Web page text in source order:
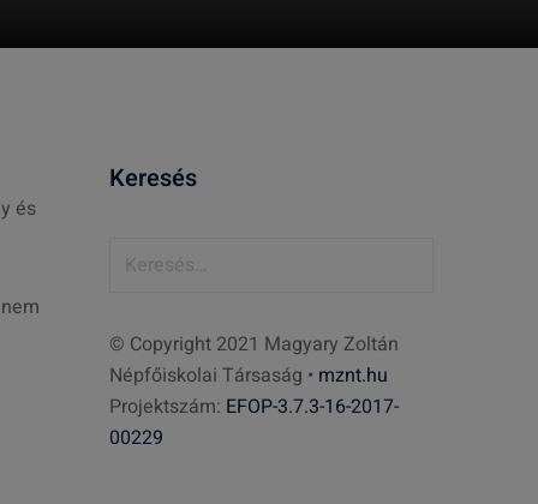
és
Keresés
e
s
é
s
© Copyright 2021 Magyary Zoltán
Népfőiskolai Társaság • mznt.hu
Projektszám: EFOP-3.7.3-16-2017-
00229